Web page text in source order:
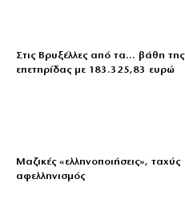
Στις Βρυξέλλες από τα… βάθη της
επετηρίδας με 183.325,83 ευρώ
Μαζικές «ελληνοποιήσεις», ταχύς
αφελληνισμός